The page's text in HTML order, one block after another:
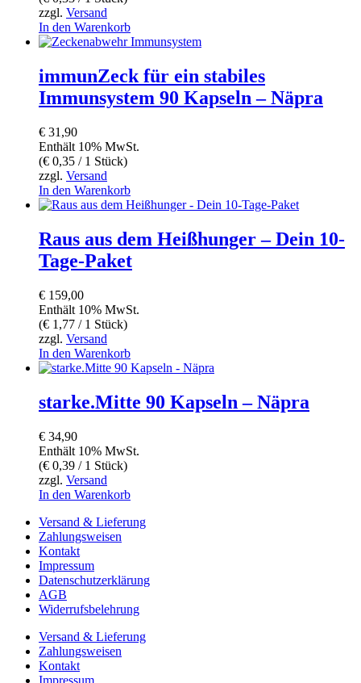
zzgl. Versand
In den Warenkorb
immunZeck für ein stabiles
Immunsystem 90 Kapseln – Näpra
€ 31,90
Enthält 10% MwSt.
(€ 0,35 / 1 Stück)
zzgl. Versand
In den Warenkorb
Raus aus dem Heißhunger – Dein 10-
Tage-Paket
€ 159,00
Enthält 10% MwSt.
(€ 1,77 / 1 Stück)
zzgl. Versand
In den Warenkorb
starke.Mitte 90 Kapseln – Näpra
€ 34,90
Enthält 10% MwSt.
(€ 0,39 / 1 Stück)
zzgl. Versand
In den Warenkorb
Versand & Lieferung
Zahlungsweisen
Kontakt
Impressum
Datenschutzerklärung
AGB
Widerrufsbelehrung
Versand & Lieferung
Zahlungsweisen
Kontakt
Impressum